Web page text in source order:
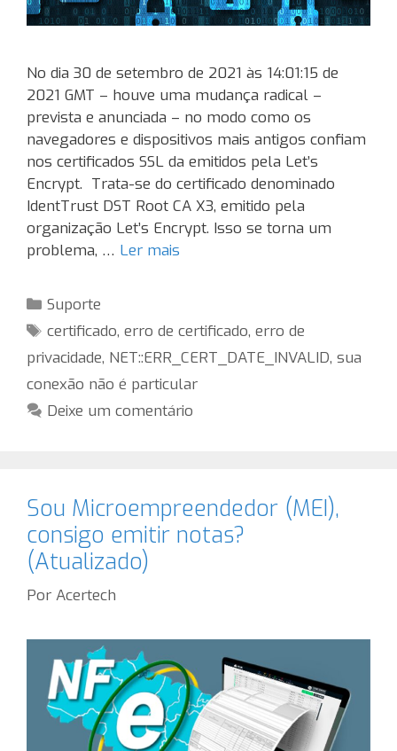
No dia 30 de setembro de 2021 às 14:01:15 de
2021 GMT – houve uma mudança radical –
prevista e anunciada – no modo como os
navegadores e dispositivos mais antigos confiam
nos certificados SSL da emitidos pela Let’s
Encrypt. Trata-se do certificado denominado
IdentTrust DST Root CA X3, emitido pela
organização Let’s Encrypt. Isso se torna um
problema, … Ler mais
Categorias
Suporte
Tags
certificado,erro de certificado,erro de
privacidade, NET::ERR_CERT_DATE_INVALID, sua
conexão não é particular
Deixe um comentário
Sou Microempreendedor (MEI),
consigo emitir notas?
(Atualizado)
Por Acertech